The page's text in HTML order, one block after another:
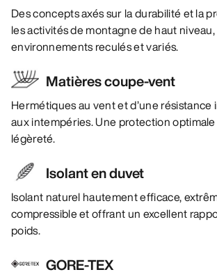
Des concepts axés sur la durabilité et la
les activités de montagne de haut
environnements reculés et variés.
Matières coupe-vent
Hermétiques au vent et d’une résistance
aux intempéries. Une protection
légèreté.
Isolant en duvet
Isolant naturel hautement efficace,
compressible et offrant un excellent
poids.
GORE-TEX